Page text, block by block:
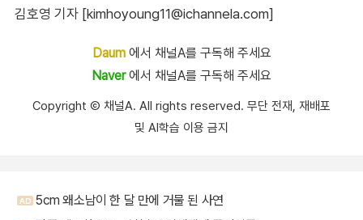
김호영 기자 [kimhoyoung11@ichannela.com]
Daum에서 채널A를 구독해 주세요
Naver에서 채널A를 구독해 주세요
Copyright Ⓒ 채널A. All rights reserved. 무단 전재, 재배포
및 AI학습 이용 금지